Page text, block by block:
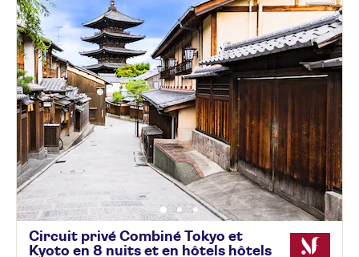
Circuit privé Combiné Tokyo et
Kyoto en 8 nuits et en hôtels hôtels